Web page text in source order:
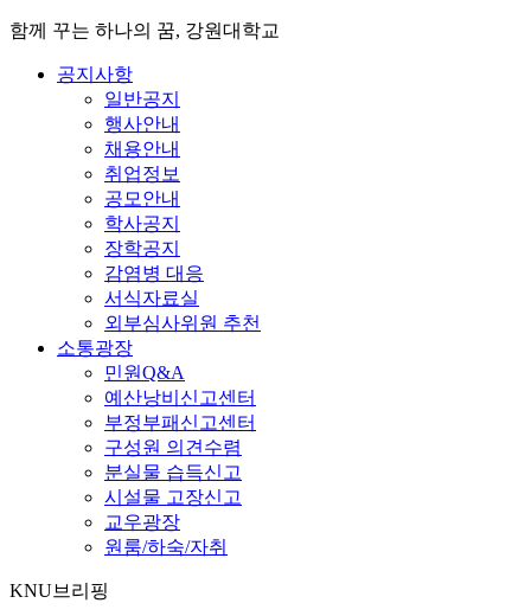
함께 꾸는 하나의 꿈, 강원대학교
공지사항
일반공지
행사안내
채용안내
취업정보
공모안내
학사공지
장학공지
감염병 대응
서식자료실
외부심사위원 추천
소통광장
민원Q&A
예산낭비신고센터
부정부패신고센터
구성원 의견수렴
분실물 습득신고
시설물 고장신고
교우광장
원룸/하숙/자취
KNU브리핑